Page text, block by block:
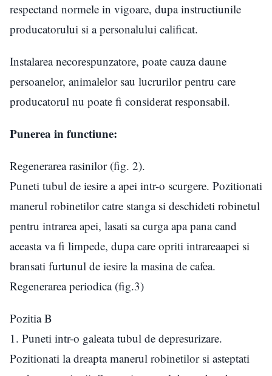
respectand normele in vigoare, dupa instructiunile
producatorului si a personalului calificat.
Instalarea necorespunzatore, poate cauza daune
persoanelor, animalelor sau lucrurilor pentru care
producatorul nu poate fi considerat responsabil.
Punerea in functiune:
Regenerarea rasinilor (fig. 2).
Puneti tubul de iesire a apei intr-o scurgere. Pozitionati
manerul robinetilor catre stanga si deschideti robinetul
pentru intrarea apei, lasati sa curga apa pana cand
aceasta va fi limpede, dupa care opriti intrareaapei si
bransati furtunul de iesire la masina de cafea.
Regenerarea periodica (fig.3)
Pozitia B
1. Puneti intr-o galeata tubul de depresurizare.
Pozitionati la dreapta manerul robinetilor si asteptati